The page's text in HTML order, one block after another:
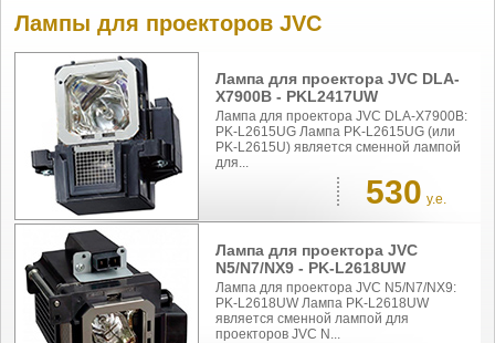
Лампы для проекторов JVC
Лампа для проектора JVC DLA-
X7900B - PKL2417UW
Лампа для проектора JVC DLA-X7900B:
PK-L2615UG Лампа PK-L2615UG (или
PK-L2615U) является сменной лампой
для...
530 у.е.
Лампа для проектора JVC
N5/N7/NX9 - PK-L2618UW
Лампа для проектора JVC N5/N7/NX9:
PK-L2618UW Лампа PK-L2618UW
является сменной лампой для
проекторов JVC N...